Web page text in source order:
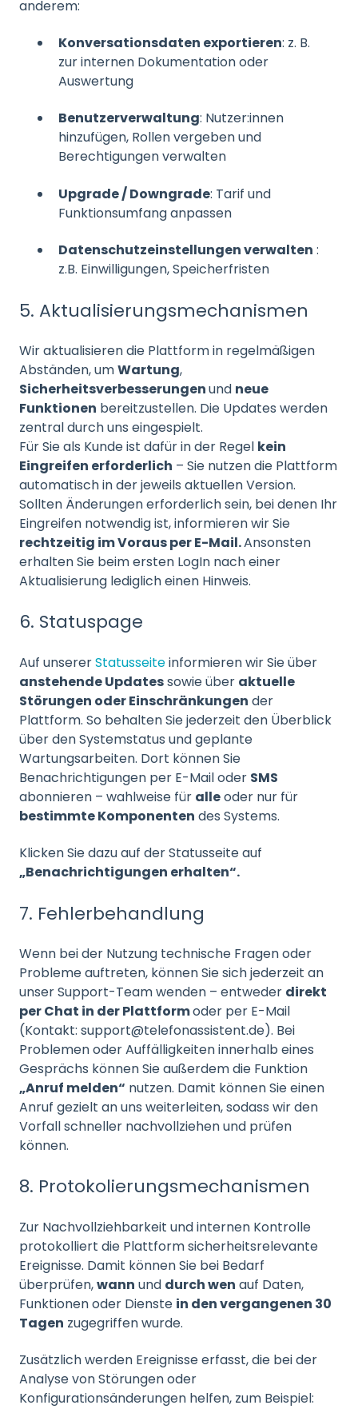
anderem:
Konversationsdaten exportieren: z. B.
zur internen Dokumentation oder
Auswertung
Benutzerverwaltung: Nutzer:innen
hinzufügen, Rollen vergeben und
Berechtigungen verwalten
Upgrade / Downgrade: Tarif und
Funktionsumfang anpassen
Datenschutzeinstellungen verwalten :
z.B. Einwilligungen, Speicherfristen
5. Aktualisierungsmechanismen
Wir aktualisieren die Plattform in regelmäßigen
Abständen, umWartung,
Sicherheitsverbesserungenund neue
Funktionen bereitzustellen. Die Updates werden
zentral durch uns eingespielt.
Für Sie als Kunde ist dafür in der Regel kein
Eingreifen erforderlich – Sie nutzen die Plattform
automatisch in der jeweils aktuellen Version.
Sollten Änderungen erforderlich sein, bei denen Ihr
Eingreifen notwendig ist, informieren wir Sie
rechtzeitig im Voraus per E-Mail.Ansonsten
erhalten Sie beim ersten LogIn nach einer
Aktualisierung lediglich einen Hinweis.
6. Statuspage
Auf unsererStatusseiteinformieren wir Sie über
anstehende Updatessowie über aktuelle
Störungen oder Einschränkungen der
Plattform. So behalten Sie jederzeit den Überblick
über den Systemstatus und geplante
Wartungsarbeiten. Dort können Sie
Benachrichtigungen per E-Mail oder SMS
abonnieren – wahlweise für alleoder nur für
bestimmte Komponenten des Systems.
Klicken Sie dazu auf der Statusseite auf
„Benachrichtigungen erhalten“.
7. Fehlerbehandlung
Wenn bei der Nutzung technische Fragen oder
Probleme auftreten, können Sie sich jederzeit an
unser Support-Team wenden – entweder direkt
per Chat in der Plattformoder per E-Mail
(Kontakt: support@telefonassistent.de). Bei
Problemen oder Auffälligkeiten innerhalb eines
Gesprächs können Sie außerdem die Funktion
„Anruf melden“ nutzen. Damit können Sie einen
Anruf gezielt an uns weiterleiten, sodass wir den
Vorfall schneller nachvollziehen und prüfen
können.
8. Protokolierungsmechanismen
Zur Nachvollziehbarkeit und internen Kontrolle
protokolliert die Plattform sicherheitsrelevante
Ereignisse. Damit können Sie bei Bedarf
überprüfen,wann und durch wen auf Daten,
Funktionen oder Dienste in den vergangenen 30
Tagen zugegriffen wurde.
Zusätzlich werden Ereignisse erfasst, die bei der
Analyse von Störungen oder
Konfigurationsänderungen helfen, zum Beispiel: